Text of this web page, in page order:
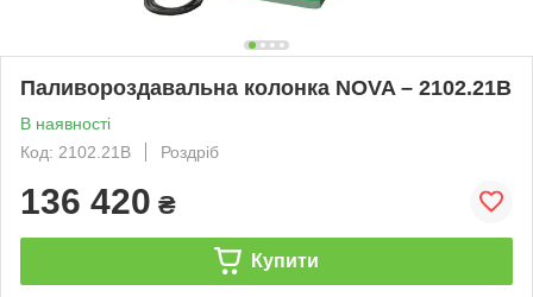
Паливороздавальна колонка NOVA – 2102.21В
В наявності
Код: 2102.21В
Роздріб
136 420 ₴
Купити